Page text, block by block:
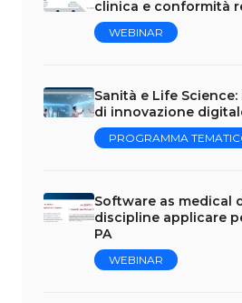
clinica e conformità
WEBINAR
Sanità e Life
di innovazione
PROGRAMMA
Software as medical
discipline applicare
PA
WEBINAR